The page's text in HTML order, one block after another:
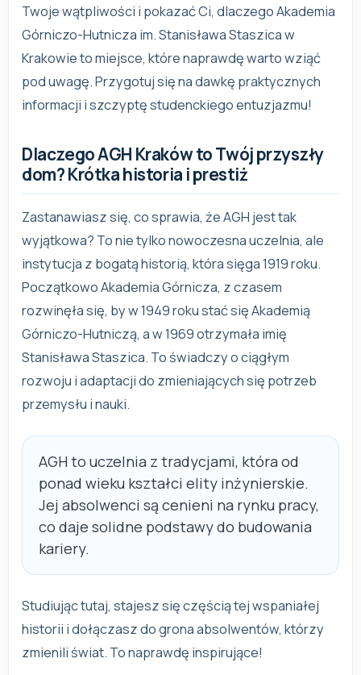
Twoje wątpliwości i pokazać Ci, dlaczego Akademia
Górniczo-Hutnicza im. Stanisława Staszica w
Krakowie to miejsce, które naprawdę warto wziąć
pod uwagę. Przygotuj się na dawkę praktycznych
informacji i szczyptę studenckiego entuzjazmu!
Dlaczego AGH Kraków to Twój przyszły
dom? Krótka historia i prestiż
Zastanawiasz się, co sprawia, że AGH jest tak
wyjątkowa? To nie tylko nowoczesna uczelnia, ale
instytucja z bogatą historią, która sięga 1919 roku.
Początkowo Akademia Górnicza, z czasem
rozwinęła się, by w 1949 roku stać się Akademią
Górniczo-Hutniczą, a w 1969 otrzymała imię
Stanisława Staszica. To świadczy o ciągłym
rozwoju i adaptacji do zmieniających się potrzeb
przemysłu i nauki.
AGH to uczelnia z tradycjami, która od
ponad wieku kształci elity inżynierskie.
Jej absolwenci są cenieni na rynku pracy,
co daje solidne podstawy do budowania
kariery.
Studiując tutaj, stajesz się częścią tej wspaniałej
historii i dołączasz do grona absolwentów, którzy
zmienili świat. To naprawdę inspirujące!